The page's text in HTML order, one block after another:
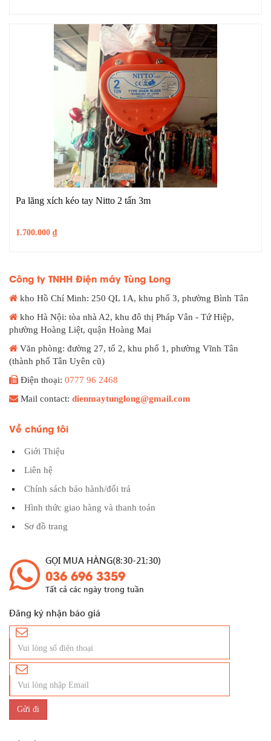
Pa lăng xích kéo tay Nitto 2 tấn 3m
1.700.000 ₫
Công ty TNHH Điện máy Tùng Long
kho Hồ Chí Minh: 250 QL 1A, khu phố 3, phường Bình Tân
kho Hà Nội: tòa nhà A2, khu đô thị Pháp Vân - Tứ Hiệp,
phường Hoàng Liệt, quận Hoàng Mai
Văn phòng: đường 27, tổ 2, khu phố 1, phường Vĩnh Tân
(thành phố Tân Uyên cũ)
Điện thoại: 0777 96 2468
Mail contact: dienmaytunglong@gmail.com
Về chúng tôi
Giới Thiệu
Liên hệ
Chính sách bảo hành/đổi trả
Hình thức giao hàng và thanh toán
Sơ đồ trang
GỌI MUA HÀNG(8:30-21:30)
036 696 3359
Tất cả các ngày trong tuần
Đăng ký nhận báo giá